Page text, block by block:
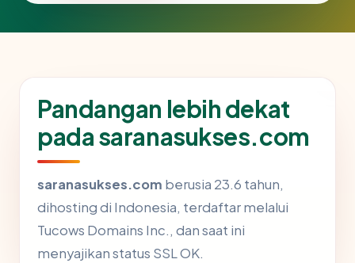
Pandangan lebih dekat
pada saranasukses.com
saranasukses.com berusia 23.6 tahun,
dihosting di Indonesia, terdaftar melalui
Tucows Domains Inc., dan saat ini
menyajikan status SSL OK.